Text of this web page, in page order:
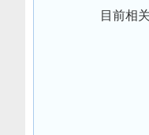
目前相关